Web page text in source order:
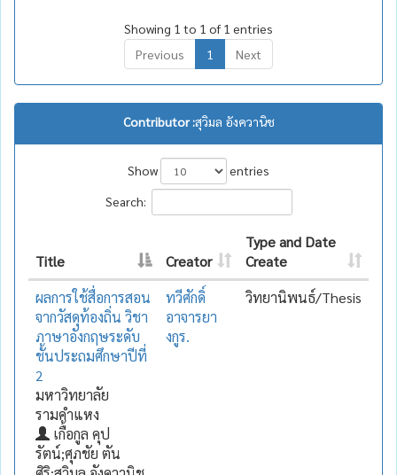
Showing 1 to 1 of 1 entries
Previous
1 Next
Contributor :สุวิมล อังควานิช
Show
entries
Search:
Title Creator
Type and Date
Create
ผลการใช้สื่อการสอน
จากวัสดุท้องถิ่น วิชา
ภาษาอังกฤษระดับ
ชั้นประถมศึกษาปีที่
2
มหาวิทยาลัย
รามคำแหง
เกื้อกูล คุป
รัตน์;ศุภชัย ตัน
ทวีศักดิ์
อาจารยา
งกูร.
วิทยานิพนธ์/Thesis